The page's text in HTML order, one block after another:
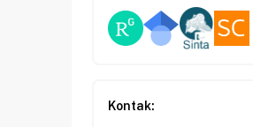
Kontak: